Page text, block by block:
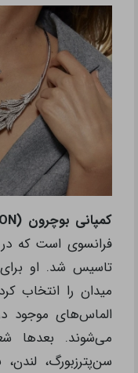
کمپانی بوچرون (BOUCHERON)
تاسیس شد. او برای
میدان را انتخاب
الماس‌های موجود
می‌شوند. بعدها
سن‌پترزبورگ،